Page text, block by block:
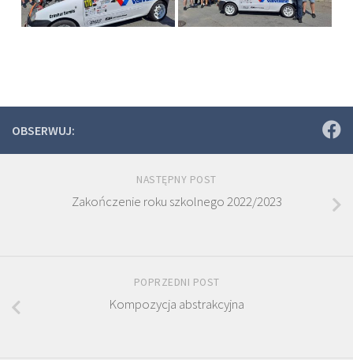
OBSERWUJ:
NASTĘPNY POST
Zakończenie roku szkolnego 2022/2023
POPRZEDNI POST
Kompozycja abstrakcyjna